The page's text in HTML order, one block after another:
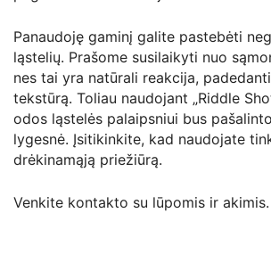
Panaudoję gaminį galite pastebėti
ląstelių. Prašome susilaikyti nuo
nes tai yra natūrali reakcija,
tekstūrą. Toliau naudojant „Riddle
odos ląstelės palaipsniui bus
lygesnė. Įsitikinkite, kad naudojate
drėkinamąją priežiūrą.
Venkite kontakto su lūpomis ir akimis.